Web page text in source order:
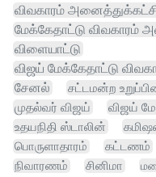
விவகாரம்
மேக்கேதாட்டு விவகாரம்
விளையாட்டு
விஜய் மேக்கேதாட்டு
சேனல்
சட்டமன்ற
முதல்வர் விஜய்
விஜய்
உதயநிதி ஸ்டாலின்
பொருளாதாரம்
கட்டணம்
நிவாரணம்
சினிமா